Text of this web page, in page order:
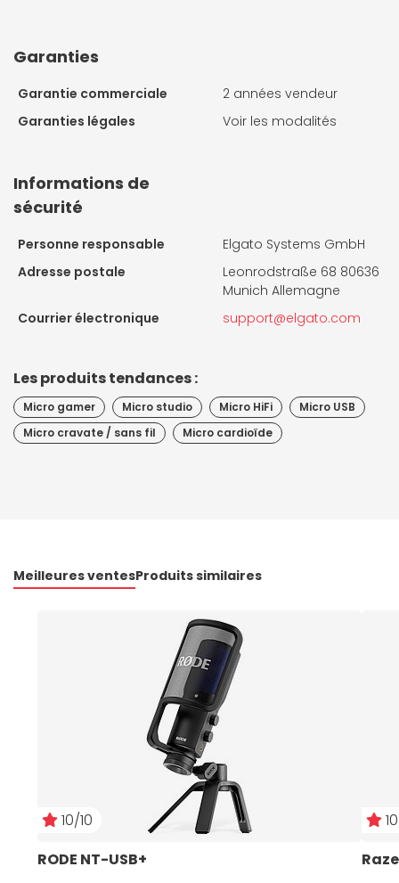
Garanties
Garantie commerciale
2 années vendeur
Garanties légales
Voir les modalités
Informations de
sécurité
Personne responsable
Elgato Systems GmbH
Adresse postale
Leonrodstraße 68 80636
Munich Allemagne
Courrier électronique
support@elgato.com
Les produits tendances :
Micro gamer Micro studio Micro HiFi
Micro USB
Micro cravate / sans fil
Micro cardioïde
Meilleures ventesProduits similaires
10/10
RODE NT-USB+